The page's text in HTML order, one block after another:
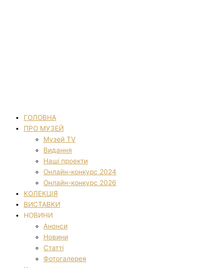
ГОЛОВНА
ПРО МУЗЕЙ
Музей TV
Видання
Наші проекти
Онлайн-конкурс 2024
Онлайн-конкурс 2026
КОЛЕКЦІЯ
ВИСТАВКИ
НОВИНИ
Анонси
Новини
Статті
Фотогалерея